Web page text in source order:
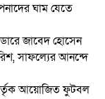
ঘাম যেতে
জাবেদ হোসেন
সাফল্যের আনন্দে
আয়োজিত ফুটবল